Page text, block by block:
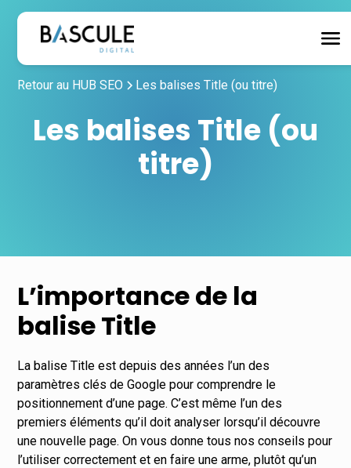
Retour au HUB SEO Les balises Title (ou titre)
Les balises Title (ou
titre)
L’importance de la
balise Title
La balise Title est depuis des années l’un des
paramètres clés de Google pour comprendre le
positionnement d’une page. C’est même l’un des
premiers éléments qu’il doit analyser lorsqu’il découvre
une nouvelle page. On vous donne tous nos conseils pour
l’utiliser correctement et en faire une arme, plutôt qu’un